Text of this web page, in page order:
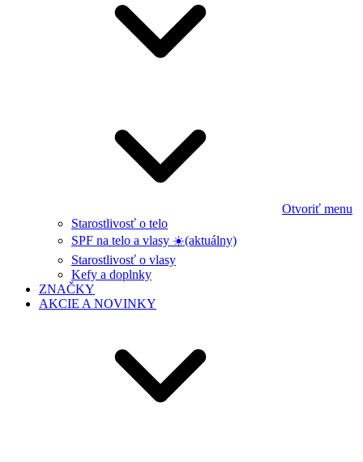
Otvoriť menu
Starostlivosť o telo
SPF na telo a vlasy ☀️(aktuálny)
Starostlivosť o vlasy
Kefy a doplnky
ZNAČKY
AKCIE A NOVINKY